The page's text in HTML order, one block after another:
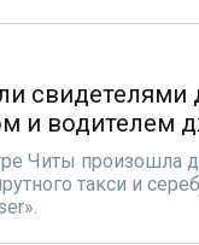
свидетелями
и водителем
Читы произошла
такси и